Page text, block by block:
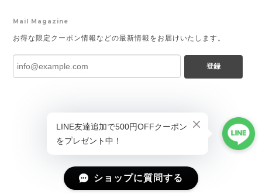
Mail Magazine
お得な限定クーポン情報などの最新情報をお届けいたします。
登録
ショップに質問する